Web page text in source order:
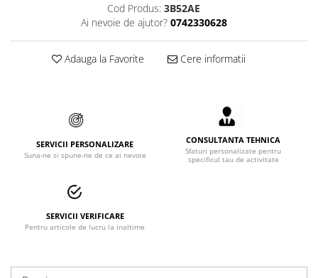
Mijloace de legatura
Pantofi de protectie
Sandale de protectie
Accesorii
Cod Produs: 3B52AE
Ai nevoie de ajutor? 0742330628
Adauga la Favorite Cere informatii
SERVICII PERSONALIZARE
Suna-ne si spune-ne de ce ai nevoie
CONSULTANTA TEHNICA
Sfaturi personalizate pentru
specificul tau de activitate
SERVICII VERIFICARE
Pentru articole de lucru la inaltime